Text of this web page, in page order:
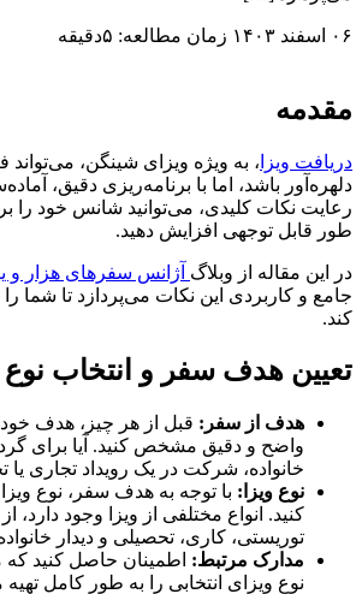
۰۶ اسفند ۱۴۰۳ زمان مطالعه: ۵دقیقه
مقدمه
دریافت ویزا ، به ویژه ویزای شینگن، می‌تواند
دلهره‌آور باشد، اما با برنامه‌ریزی دقیق،
رعایت نکات کلیدی، می‌توانید شانس خود را
طور قابل توجهی افزایش دهید.
در این مقاله از وبلاگ آژانس سفرهای هزار
جامع و کاربردی این نکات می‌پردازد تا شما
کند.
تعیین هدف سفر و انتخاب نوع
هدف از سفر: قبل از هر چیز، هدف
واضح و دقیق مشخص کنید. آیا برای
خانواده، شرکت در یک رویداد تجاری
نوع ویزا: با توجه به هدف سفر، نوع
کنید. انواع مختلفی از ویزا وجود دارد،
توریستی، کاری، تحصیلی و دیدار
مدارک مرتبط: اطمینان حاصل کنید که
نوع ویزای انتخابی را به طور کامل تهیه